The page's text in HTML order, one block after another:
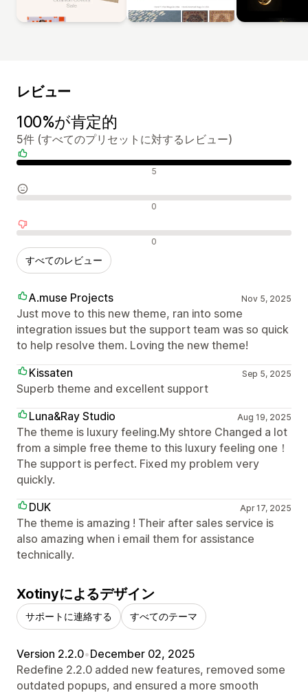
レビュー
100%が肯定的
5件 (すべてのプリセットに対するレビュー)
肯定的なレビュー 5
中間的なレビュー 0
否定的なレビュー 0
すべてのレビュー
A.muse Projects Nov 5, 2025
Just move to this new theme, ran into some
integration issues but the support team was so quick
to help resolve them. Loving the new theme!
Kissaten
Sep 5, 2025
Superb theme and excellent support
Luna&Ray Studio
Aug 19, 2025
The theme is luxury feeling.My shtore Changed a lot
from a simple free theme to this luxury feeling one！
The support is perfect. Fixed my problem very
quickly.
DUK
Apr 17, 2025
The theme is amazing ! Their after sales service is
also amazing when i email them for assistance
technically.
Xotinyによるデザイン
サポートに連絡する すべてのテーマ
Version 2.2.0•December 02, 2025
Redefine 2.2.0 added new features, removed some
outdated popups, and ensured a more smooth